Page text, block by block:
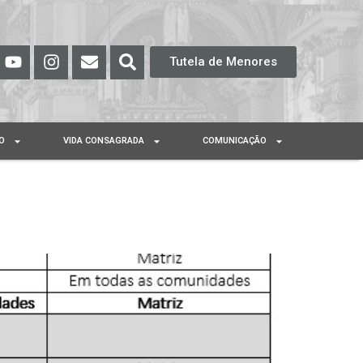
Tutela de Menores
VIDA CONSAGRADA COMUNICAÇÃO